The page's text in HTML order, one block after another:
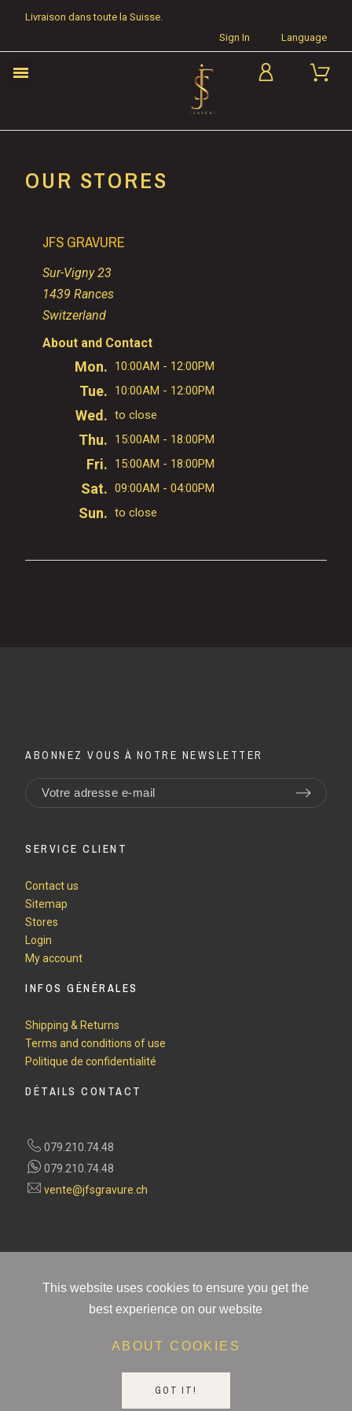
Livraison dans toute la Suisse.
Sign In
Language
OUR STORES
JFS GRAVURE
Sur-Vigny 23
1439 Rances
Switzerland
About and Contact
Mon. 10:00AM - 12:00PM
Tue. 10:00AM - 12:00PM
Wed. to close
Thu. 15:00AM - 18:00PM
Fri. 15:00AM - 18:00PM
Sat. 09:00AM - 04:00PM
Sun. to close
ABONNEZ VOUS À NOTRE NEWSLETTER
SERVICE CLIENT
Contact us
Sitemap
Stores
Login
My account
INFOS GÉNÉRALES
Shipping & Returns
Terms and conditions of use
Politique de confidentialité
DÉTAILS CONTACT
079.210.74.48
079.210.74.48
vente@jfsgravure.ch
PAIEMENT 100% SÉCURISÉ ET FIABLE
This website uses cookies to ensure you get the
best experience on our website
ABOUT COOKIES
GOT IT!